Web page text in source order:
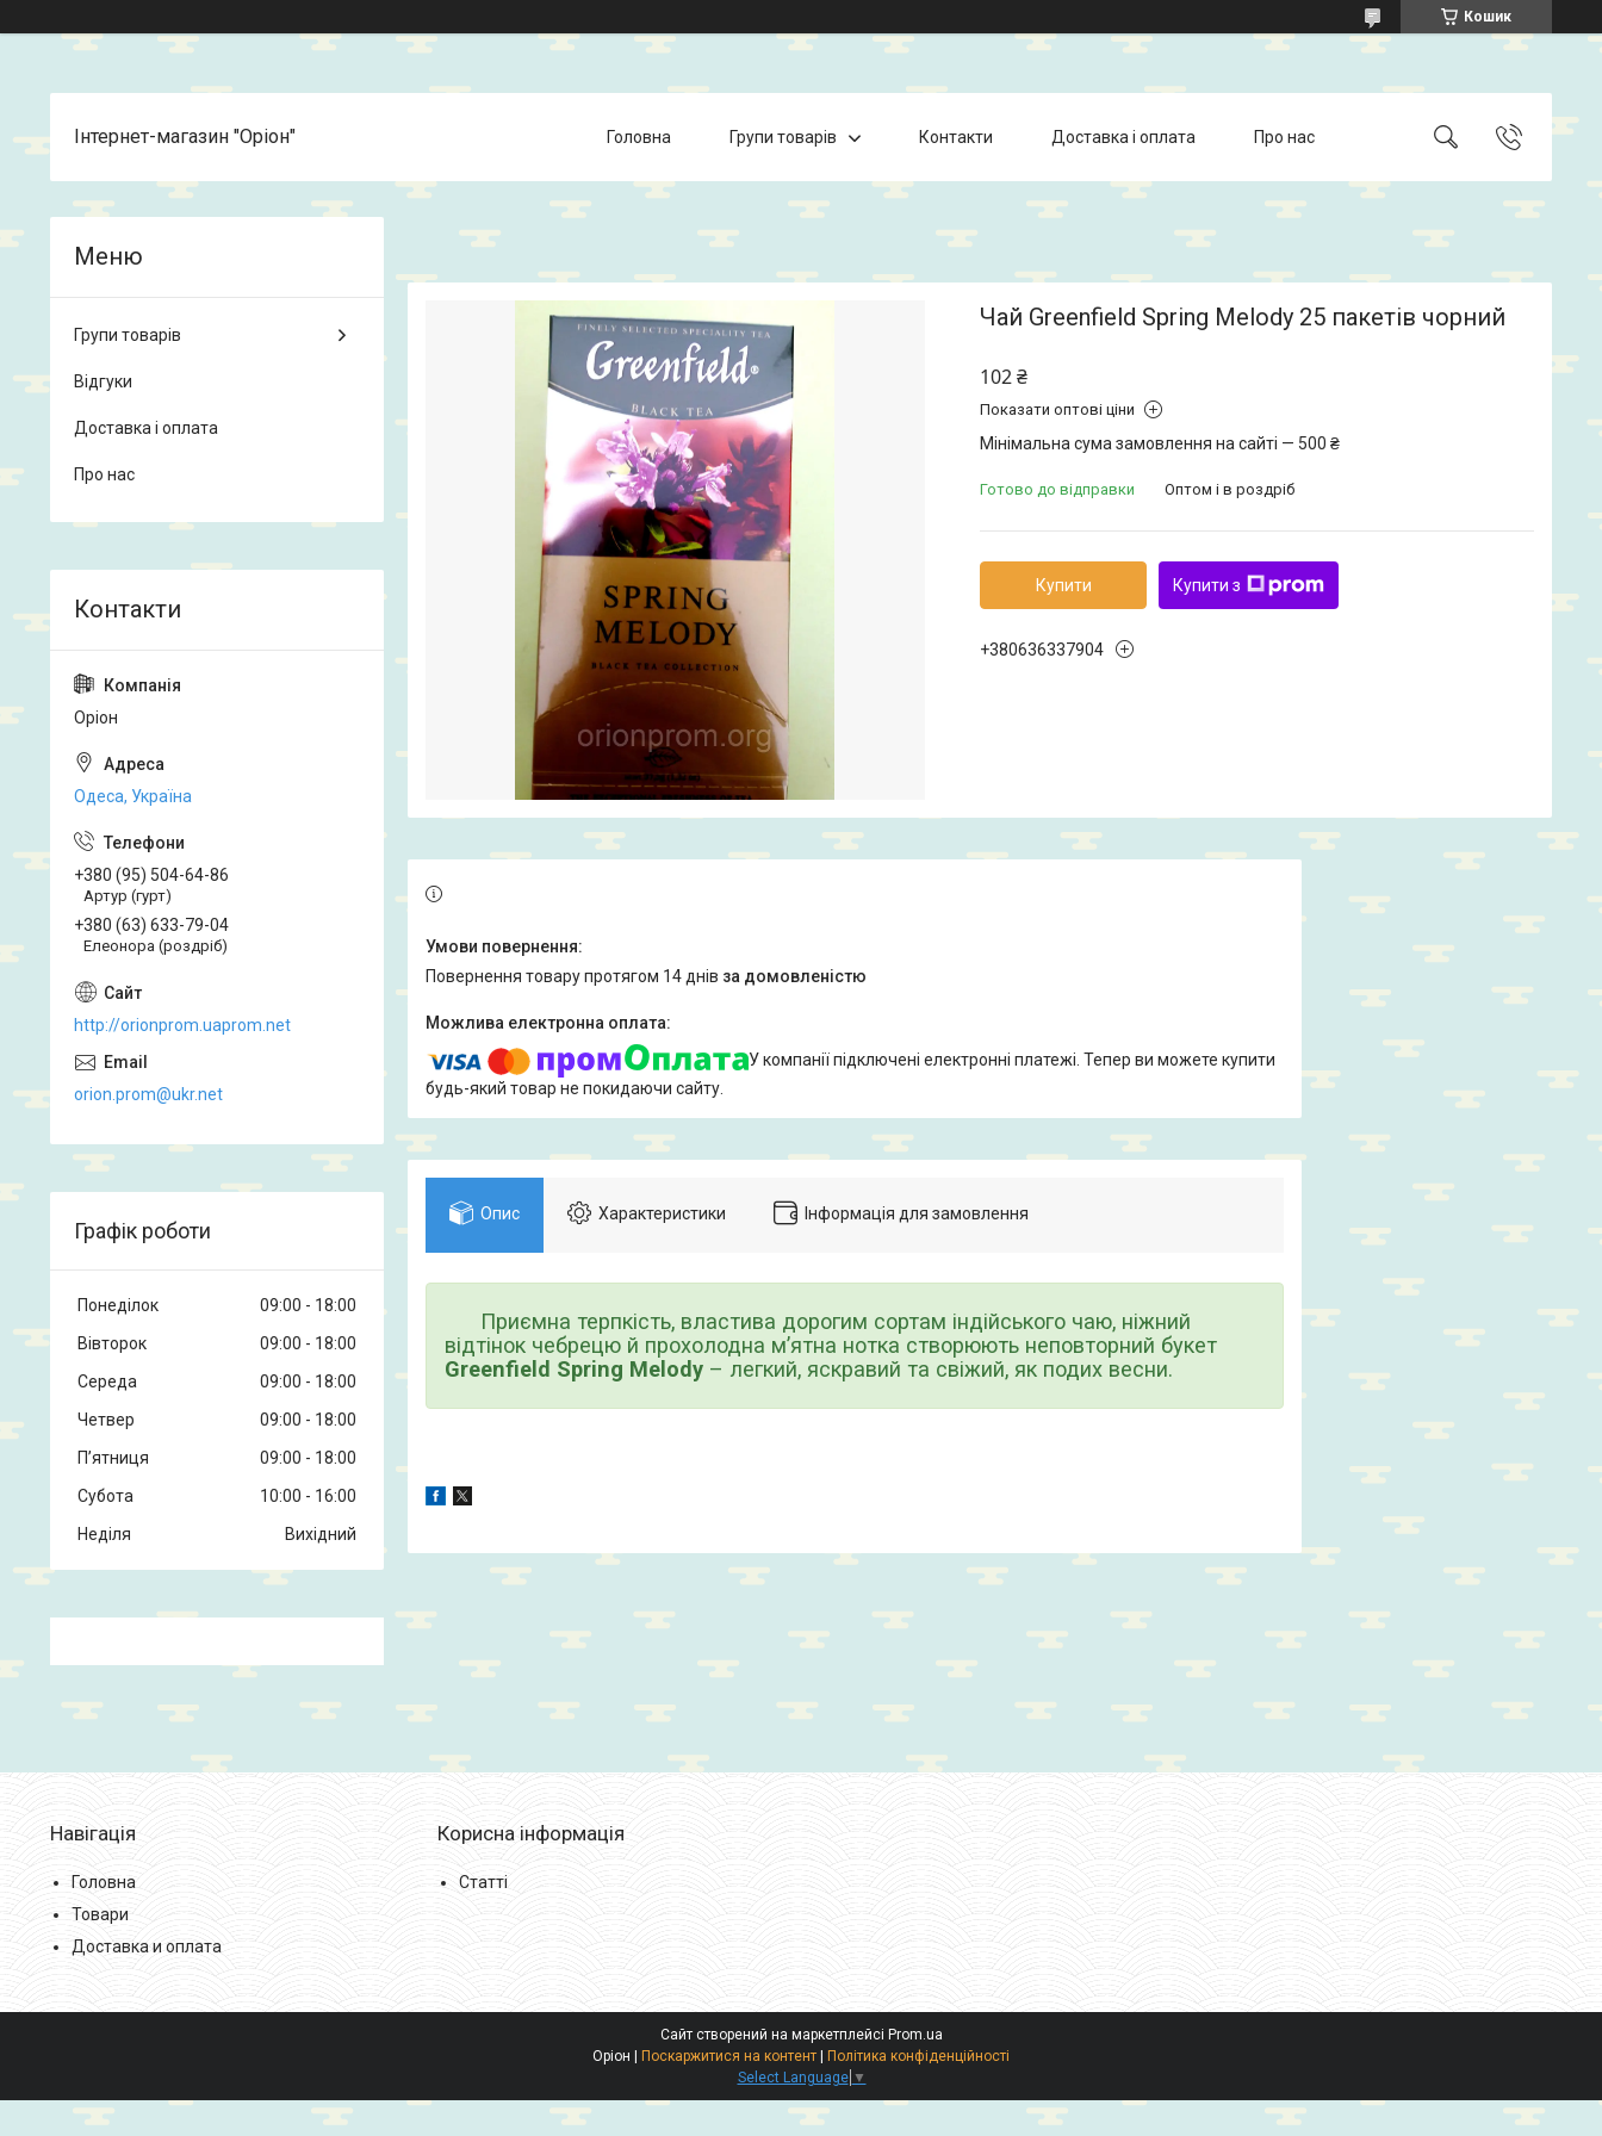
Кошик
Інтернет-магазин "Оріон" Головна Групи товарів Контакти Доставка і оплата Про нас
Чай Greenfield Spring Melody 25 пакетів чорний
102 ₴
Показати оптові ціни
Мінімальна сума замовлення на сайті — 500 ₴
Готово до відправки Оптом і в роздріб
Купити Купити з
+380636337904
повернення товару протягом 14 днів за домовленістю
У компанії підключені електронні платежі. Тепер ви можете купити
будь-який товар не покидаючи сайту.
Опис Характеристики Інформація для замовлення
Приємна терпкiсть, властива дорогим сортам iндiйського чаю, нiжний
вiдтінок чебрецю й прохолодна м’ятна нотка створюють неповторний букет
Greenfield Spring Melody – легкий, яскравий та свiжий, як подих весни.
Групи товарів
Відгуки
Доставка і оплата
Про нас
Оріон
Одеса, Україна
+380 (95) 504-64-86
Артур (гурт)
+380 (63) 633-79-04
Елеонора (роздріб)
http://orionprom.uaprom.net
orion.prom@ukr.net
Графік роботи
Понеділок 09:00
18:00
Вівторок
09:00
18:00
Середа
09:00
18:00
Четвер
09:00
18:00
Пʼятниця
09:00
18:00
Субота
10:00
16:00
Неділя
Вихідний
Навігація
Головна
Товари
Доставка и оплата
Корисна інформація
Статті
Сайт створений на маркетплейсі Prom.ua
Оріон | Поскаржитися на контент | Політика конфіденційності
Select Language ▼